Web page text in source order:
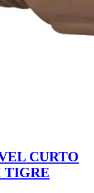
CURTO
TIGRE